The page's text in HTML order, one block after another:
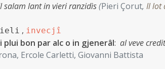
salam lant in vieri ranzidìs(Pieri Çorut, Il lot
, invecjî
bon par alc o in gjenerâl: al veve
Ercole Carletti, Giovanni Battista